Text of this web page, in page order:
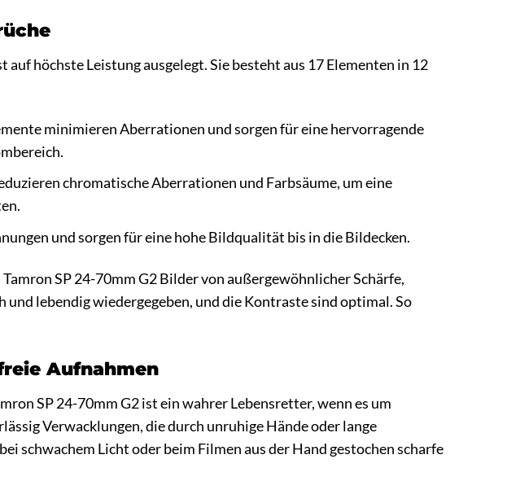
höchste Leistung ausgelegt. Sie besteht aus 17 Elementen in 12
minimieren Aberrationen und sorgen für eine hervorragende
chromatische Aberrationen und Farbsäume, um eine
und sorgen für eine hohe Bildqualität bis in die Bildecken.
SP 24-70mm G2 Bilder von außergewöhnlicher Schärfe,
lebendig wiedergegeben, und die Kontraste sind optimal. So
Aufnahmen
SP 24-70mm G2 ist ein wahrer Lebensretter, wenn es um
Verwacklungen, die durch unruhige Hände oder lange
schwachem Licht oder beim Filmen aus der Hand gestochen scharfe